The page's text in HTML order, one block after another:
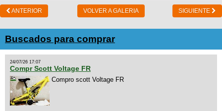
ANTERIOR VOLVER A GALERIA SIGUIENTE
Buscados para comprar
24/07/26 17:07
Compr Scott Voltage FR
Compro scott Voltage FR